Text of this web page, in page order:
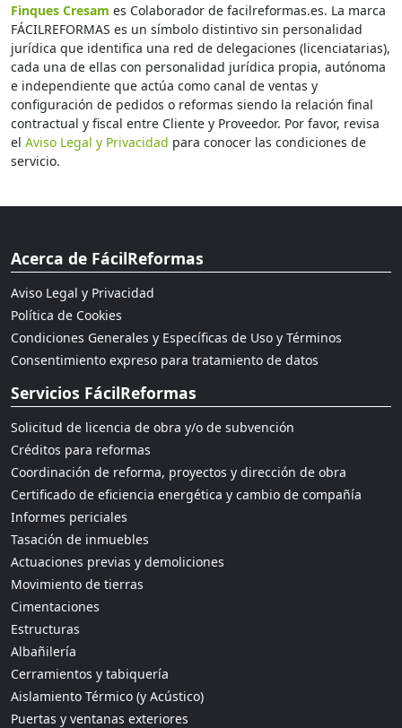
Finques Cresam es Colaborador de facilreformas.es. La marca
FÁCILREFORMAS es un símbolo distintivo sin personalidad
jurídica que identifica una red de delegaciones (licenciatarias),
cada una de ellas con personalidad jurídica propia, autónoma
e independiente que actúa como canal de ventas y
configuración de pedidos o reformas siendo la relación final
contractual y fiscal entre Cliente y Proveedor. Por favor, revisa
el Aviso Legal y Privacidad para conocer las condiciones de
servicio.
Acerca de FácilReformas
Aviso Legal y Privacidad
Política de Cookies
Condiciones Generales y Específicas de Uso y Términos
Consentimiento expreso para tratamiento de datos
Servicios FácilReformas
Solicitud de licencia de obra y/o de subvención
Créditos para reformas
Coordinación de reforma, proyectos y dirección de obra
Certificado de eficiencia energética y cambio de compañía
Informes periciales
Tasación de inmuebles
Actuaciones previas y demoliciones
Movimiento de tierras
Cimentaciones
Estructuras
Albañilería
Cerramientos y tabiquería
Aislamiento Térmico (y Acústico)
Puertas y ventanas exteriores